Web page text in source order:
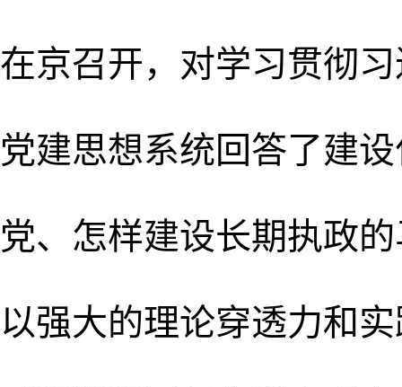
在京召开，对学习贯彻
党建思想系统回答了建
党、怎样建设长期执政
以强大的理论穿透力和